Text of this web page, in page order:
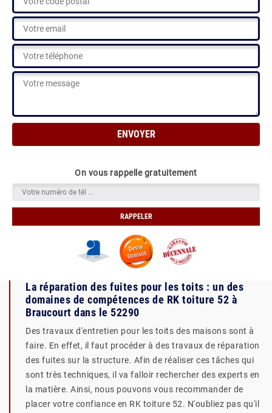
On vous rappelle gratuitement
La réparation des fuites pour les toits : un des
domaines de compétences de RK toiture 52 à
Braucourt dans le 52290
Des travaux d'entretien pour les toits des maisons sont à
faire. En effet, il faut procéder à des travaux de réparation
des fuites sur la structure. Afin de réaliser ces tâches qui
sont très techniques, il va falloir rechercher des experts en
la matière. Ainsi, nous pouvons vous recommander de
placer votre confiance en RK toiture 52. N'oubliez pas qu'il